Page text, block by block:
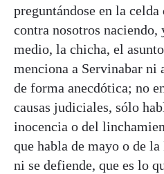
preguntándose en la
contra nosotros naciendo,
medio, la chicha, el
menciona a Servinabar ni
de forma anecdótica; no
causas judiciales, sólo
inocencia o del
que habla de mayo o de
ni se defiende, que es lo